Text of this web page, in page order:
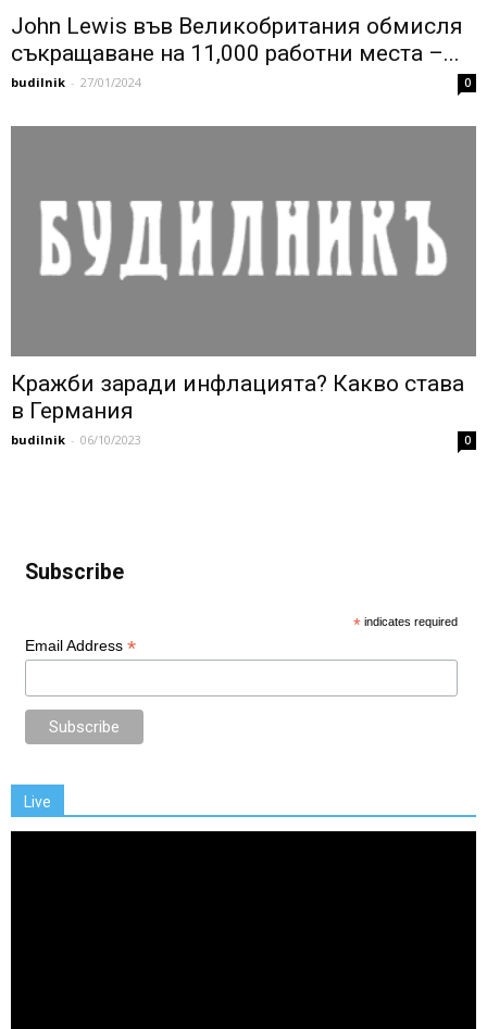
John Lewis във Великобритания обмисля
съкращаване на 11,000 работни места –...
budilnik - 27/01/2024 0
Кражби заради инфлацията? Какво става
в Германия
budilnik - 06/10/2023 0
Subscribe
* indicates required
Email Address *
Live